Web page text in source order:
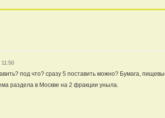
под что? сразу 5 поставить можно? Бумага,
раздела в Москве на 2 фракции уныла.